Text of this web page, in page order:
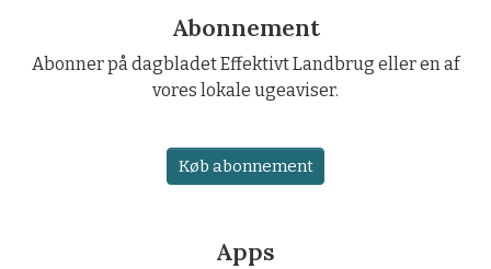
Abonnement
Abonner på dagbladet Effektivt Landbrug eller en af
vores lokale ugeaviser.
Køb abonnement
Apps